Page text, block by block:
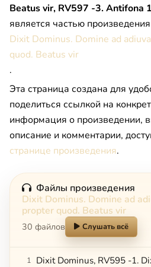
Beatus vir, RV597 -3. Antifona
является частью произведения
Dixit Dominus. Domine ad
quod. Beatus vir
.
Эта страница создана для
поделиться ссылкой на
информация о произведении,
описание и комментарии,
странице произведения.
Файлы произведения
Dixit Dominus. Domine ad
propter quod. Beatus vir
30 файлов Слушать всё
1 Dixit Dominus, RV595 -1.